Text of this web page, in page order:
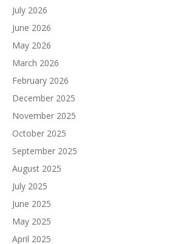
July 2026
June 2026
May 2026
March 2026
February 2026
December 2025
November 2025
October 2025
September 2025
August 2025
July 2025
June 2025
May 2025
April 2025